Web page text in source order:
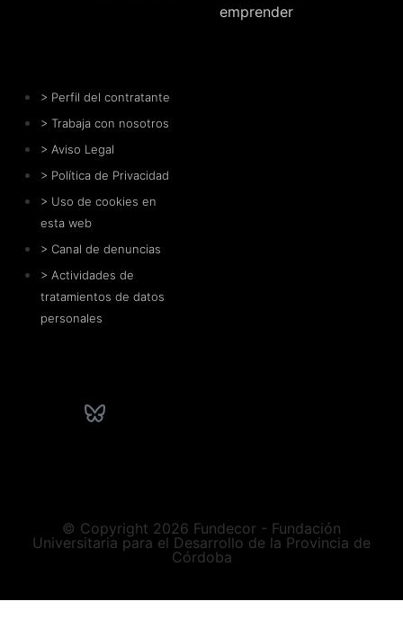
emprender
> Perfil del contratante
> Trabaja con nosotros
> Aviso Legal
> Política de Privacidad
> Uso de cookies en
esta web
> Canal de denuncias
> Actividades de
tratamientos de datos
personales
© Copyright 2026 Fundecor - Fundación
Universitaria para el Desarrollo de la Provincia de
Córdoba